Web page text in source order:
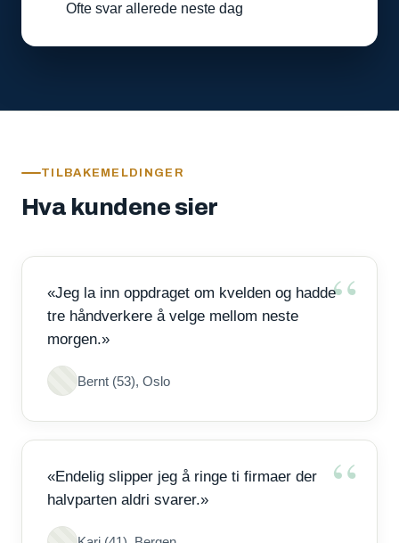
Ofte svar allerede neste dag
TILBAKEMELDINGER
Hva kundene sier
«Jeg la inn oppdraget om kvelden og hadde
tre håndverkere å velge mellom neste
morgen.»
Bernt (53), Oslo
«Endelig slipper jeg å ringe ti firmaer der
halvparten aldri svarer.»